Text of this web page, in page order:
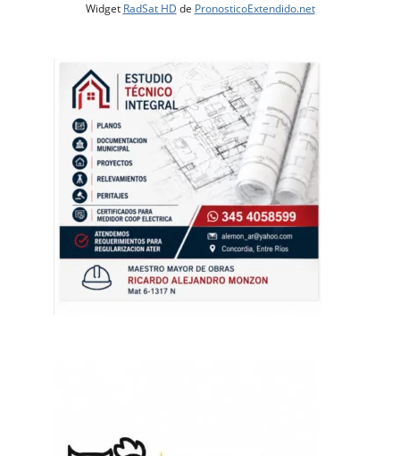
Widget RadSat HD de PronosticoExtendido.net